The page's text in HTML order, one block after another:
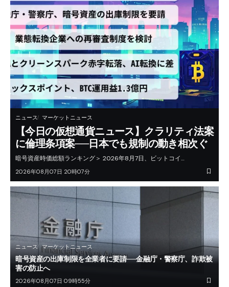
ニュース マーケットニュース
【今日の仮想通貨ニュース】クラリティ法案
に倫理条項案──日本でも規制の動き相次ぐ
暗号資産時価総額ランキング＞ 2026年8月7日、ビットコイ…
2026年08月07日 20時07分
ニュース マーケットニュース
暗号資産の出庫制限を全業者に要請──金融庁・警察庁、詐欺被
害の防止へ
2026年08月07日 09時55分